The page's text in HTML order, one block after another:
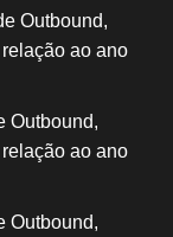
Outbound,
ao ano
Outbound,
ao ano
Outbound,